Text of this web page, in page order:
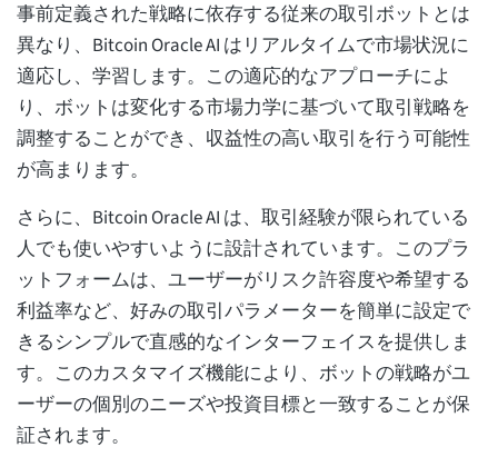
事前定義された戦略に依存する従来の取引ボットとは
異なり、Bitcoin Oracle AI はリアルタイムで市場状況に
適応し、学習します。この適応的なアプローチによ
り、ボットは変化する市場力学に基づいて取引戦略を
調整することができ、収益性の高い取引を行う可能性
が高まります。
さらに、Bitcoin Oracle AI は、取引経験が限られている
人でも使いやすいように設計されています。このプラ
ットフォームは、ユーザーがリスク許容度や希望する
利益率など、好みの取引パラメーターを簡単に設定で
きるシンプルで直感的なインターフェイスを提供しま
す。このカスタマイズ機能により、ボットの戦略がユ
ーザーの個別のニーズや投資目標と一致することが保
証されます。